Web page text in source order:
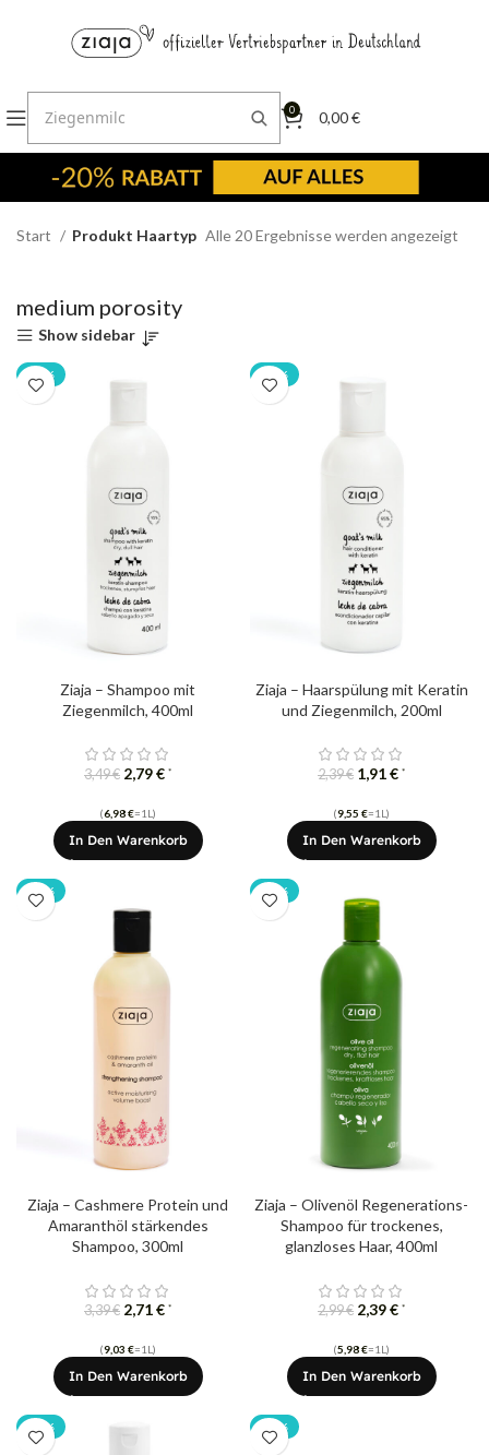
0 0,00€
Start Produkt Haartyp Alle 20 Ergebnisse werden angezeigt
medium porosity
Show sidebar
-20%
Ziaja – Shampoo mit
Ziegenmilch, 400ml
3,49€ 2,79€ *
(6,98€=1L)
In Den Warenkorb
-20%
Ziaja – Haarspülung mit Keratin
und Ziegenmilch, 200ml
2,39€ 1,91€ *
(9,55 €=1L)
In Den Warenkorb
-20%
Ziaja – Cashmere Protein ​​und
Amaranthöl stärkendes
Shampoo, 300ml
3,39€ 2,71€ *
(9,03 €=1L)
In Den Warenkorb
-20%
Ziaja – Olivenöl Regenerations-
Shampoo für trockenes,
glanzloses Haar, 400ml
2,99€ 2,39€ *
(5,98€=1L)
In Den Warenkorb
-20% -20%